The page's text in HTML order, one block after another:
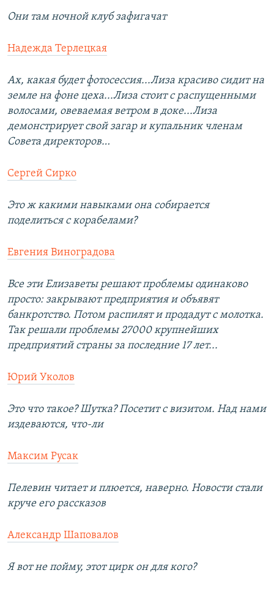
Они там ночной клуб зафигачат
Надежда Терлецкая
Ах, какая будет фотосессия...Лиза красиво сидит на
земле на фоне цеха...Лиза стоит с распущенными
волосами, овеваемая ветром в доке...Лиза
демонстрирует свой загар и купальник членам
Совета директоров…
Сергей Сирко
Это ж какими навыками она собирается
поделиться с корабелами?
Евгения Виноградова
Все эти Елизаветы решают проблемы одинаково
просто: закрывают предприятия и объявят
банкротство. Потом распилят и продадут с молотка.
Так решали проблемы 27000 крупнейших
предприятий страны за последние 17 лет...
Юрий Уколов
Это что такое? Шутка? Посетит с визитом. Над нами
издеваются, что-ли
Максим Русак
Пелевин читает и плюется, наверно. Новости стали
круче его рассказов
Александр Шаповалов
Я вот не пойму, этот цирк он для кого?